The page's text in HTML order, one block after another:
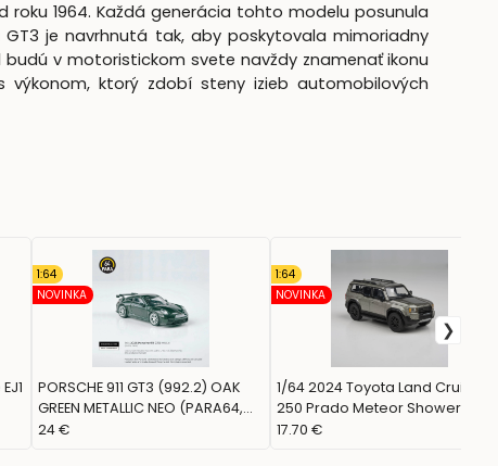
roku 1964. Každá generácia tohto modelu posunula
je navrhnutá tak, aby poskytovala mimoriadny
budú v motoristickom svete navždy znamenať ikonu
ktorý zdobí steny izieb automobilových
PORSCHE 911 GT3 (992.2) OAK
GREEN METALLIC NEO (PARA64,
PA-55874)
1:64
NOVINKA
24 €
1/64 2024 Toyota Land Cruiser
250 Prado Meteor Shower
(PARA64, 55746)
1:64
NOVINKA
17.70 €